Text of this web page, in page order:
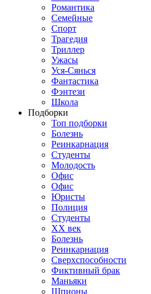
Романтика
Семейные
Спорт
Трагедия
Триллер
Ужасы
Уся-Сянься
Фантастика
Фэнтези
Школа
Подборки
Топ подборки
Болезнь
Реинкарнация
Студенты
Молодость
Офис
Офис
Юристы
Полиция
Студенты
ХХ век
Болезнь
Реинкарнация
Сверхспособности
Фиктивный брак
Маньяки
Шпионы